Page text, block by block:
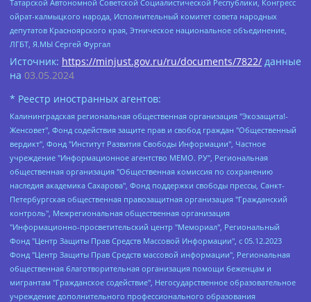
Татарской Автономной Советской Социалистической Республики, Конгресс
ойрат-калмыцкого народа, Исполнительный комитет совета народных
депутатов Красноярского края, Этническое национальное объединение,
ЛГБТ, Я.МЫ Сергей Фургал
Источник: https://minjust.gov.ru/ru/documents/7822/ данные
на 03.05.2024
* Реестр иностранных агентов:
Калининградская региональная общественная организация "Экозащита!-Женсовет", Фонд содействия защите прав и свобод граждан "Общественный вердикт", Фонд "Институт Развития Свободы Информации", Частное учреждение "Информационное агентство МЕМО. РУ", Региональная общественная организация "Общественная комиссия по сохранению наследия академика Сахарова", Фонд поддержки свободы прессы, Санкт-Петербургская общественная правозащитная организация "Гражданский контроль", Межрегиональная общественная организация "Информационно-просветительский центр "Мемориал", Региональный Фонд "Центр Защиты Прав Средств Массовой Информации", с 05.12.2023 Фонд "Центр Защиты Прав Средств массовой информации", Региональная общественная благотворительная организация помощи беженцам и мигрантам "Гражданское содействие", Негосударственное образовательное учреждение дополнительного профессионального образования (повышение квалификации) специалистов "АКАДЕМИЯ ПО ПРАВАМ ЧЕЛОВЕКА", Свердловская региональная общественная организация "Сутяжник", Автономная некоммерческая организация "Центр независимых социологических исследований", Союз общественных объединений "Российский исследовательский центр по правам человека", Региональное общественное учреждение научно-информационный центр "МЕМОРИАЛ", Некоммерческая организация "Фонд защиты гласности", Автономная некоммерческая организация "Институт прав человека", Городская общественная организация "Екатеринбургское общество "МЕМОРИАЛ", Городская общественная организация "Рязанское историко-просветительское и правозащитное общество "Мемориал" (Рязанский Мемориал), Челябинский региональный орган общественной самодеятельности – женское общественное объединение "Женщины Евразии", Челябинский региональный орган общественной самодеятельности "Уральская правозащитная группа", Фонд содействия защите здоровья и социальной справедливости имени Андрея Рылькова, Автономная Некоммерческая Организация "Аналитический Центр Юрия Левады", Автономная некоммерческая организация социальной поддержки населения "Проект Апрель", Региональная общественная организация помощи женщинам и детям, находящимся в кризисной ситуации "Информационно-методический центр "Анна", Фонд содействия развитию массовых коммуникаций и правовому просвещению "Так-так-Так", Фонд содействия устойчивому развитию "Серебряная тайга", Свердловский региональный общественный фонд социальных проектов "Новое время", "Idel.Реалии", Кавказ.Реалии, Крым.Реалии, Телеканал Настоящее Время, Татаро-башкирская служба Радио Свобода (Azatliq Radiosi), Радио Свободная Европа/Радио Свобода (PCE/PC), "Сибирь.Реалии", "Фактограф", Благотворительный фонд помощи осужденным и их семьям, Автономная некоммерческая организация "Институт глобализации и социальных движений", Фонд "В защиту прав заключенных", Частное учреждение "Центр поддержки и содействия развитию средств массовой информации", Пензенский региональный общественный благотворительный фонд "Гражданский союз", "Север.Реалии", Некоммерческая организация Фонд "Правовая инициатива", Общество с ограниченной ответственностью "Радио Свободная Европа/Радио Свобода", Чешское информационное агентство "MEDIUM-ORIENT", Красноярская региональная общественная организация "Мы против СПИДа", Камалягин Денис Николаевич, Маркелов Сергей Евгеньевич, Пономарев Лев Александрович, Савицкая Людмила Алексеевна, Автономная некоммерческая организация "Центр по работе с проблемой насилия "НАСИЛИЮ.НЕТ", Межрегиональный профессиональный союз работников здравоохранения "Альянс врачей", Юридическое лицо, зарегистрированное в Латвийской Республике, SIA "Medusa Project" (регистрационный номер 40103797863, дата регистрации 10.06.2014), Некоммерческая организация "Фонд по борьбе с коррупцией", Автономная некоммерческая организация "Институт права и публичной политики", Баданин Роман Сергеевич, Гликин Максим Александрович, Железнова Мария Михайловна, Лукьянова Юлия Сергеевна, Маетная Елизавета Витальевна, Маняхин Петр Борисович, Чуракова Ольга Владимировна, Ярош Юлия Петровна, Юридическое лицо "The Insider SIA", зарегистрированное в Риге, Латвийская Республика (дата регистрации 26.06.2015), являющееся администратором доменного имени интернет-издания "The Insider SIA", https://theins.ru, Постернак Алексей Евгеньевич, Рубин Михаил Аркадьевич, Анин Роман Александрович, Юридическое лицо Istories fonds, зарегистрированное в Латвийской Республике (регистрационный номер 50008295751, дата регистрации 24.02.2020), Великовский Дмитрий Александрович, Долинина Ирина Николаевна, Мароховская Алеся Алексеевна, Шлейнов Роман Юрьевич, Шмагун Олеся Валентиновна, Общество с ограниченной ответственностью "Альтаир 2021", Общество с ограниченной ответственностью "Вега 2021", Общество с ограниченной ответственностью "Главный редактор 2021", Общество с ограниченной ответственностью "Ромашки монолит", Важенков Артем Валерьевич, Ивановская областная общественная организация "Центр гендерных исследований", Гурман Юрий Альбертович, Медиапроект "ОВД-Инфо", Егоров Владимир Владимирович, Жилинский Владимир Александрович, Общество с ограниченной ответственностью "ЗП", Иванова София Юрьевна, Карезина Инна Павловна, Кильтау Екатерина Викторовна, Петров Алексей Викторович, Пискунов Сергей Евгеньевич, Смирнов Сергей Сергеевич, Тихонов Михаил Сергеевич, Общество с ограниченной ответственностью "ЖУРНАЛИСТ-ИНОСТРАННЫЙ АГЕНТ", Арапова Галина Юрьевна, Вольтская Татьяна Анатольевна, Американская компания "Mason G.E.S. Anonymous Foundation" (США), являющаяся владельцем интернет-издания https://mnews.world/, Компания "Stichting Bellingcat", зарегистрированная в Нидерландах (дата регистрации 11.07.2018), Захаров Андрей Вячеславович, Клепиковская Екатерина Дмитриевна, Общество с ограниченной ответственностью "МЕМО", Перл Роман Александрович, Симонов Евгений Алексеевич, Соловьева Елена Анатольевна, Сотников Даниил Владимирович, Сурначева Елизавета Дмитриевна, Автономная некоммерческая организация по защите прав человека и информированию населения "Якутия – Наше Мнение", Общество с ограниченной ответственностью "Москоу диджитал медиа", с 26.01.2023 Общество с ограниченной ответственностью "Чайка Белые сады", Ветошкина Валерия Валерьевна, Заговора Максим Александрович, Межрегиональное общественное движение "Российская ЛГБТ - сеть", Оленичев Максим Владимирович, Павлов Иван Юрьевич, Скворцова Елена Сергеевна, Общество с ограниченной ответственностью "Как бы инагент", Кочетков Игорь Викторович, Общество с ограниченной ответственностью "Честные выборы", Еланчик Олег Александрович, Общество с ограниченной ответственностью "Нобелевский призыв", Гималова Регина Эмилевна, Григорьев Андрей Валерьевич, Григорьева Алина Александровна, Ассоциация по содействию защите прав призывников, альтернативнослужащих и военнослужащих "Правозащитная группа "Гражданин.Армия.Право", Хисамова Регина Фаритовна, Автономная некоммерческая организация по реализации социально-правовых программ "Лилит", Дальневосточное общественное движение "Маяк", Санкт-Петербургская ЛГБТ-инициативная группа "Выход", Инициативная группа ЛГБТ+ "Реверс", Алексеев Андрей Викторович, Бекбулатова Таисия Львовна, Беляев Иван Михайлович, Владыкина Елена Сергеевна, Гельман Марат Александрович, Никульшина Вероника Юрьевна, Толоконникова Надежда Андреевна, Шендерович Виктор Анатольевич, Общество с ограниченной ответственностью "Данное сообщение", Общество с ограниченной ответственностью Издательский дом "Новая глава", Айнбиндер Александра Александровна, Московский комьюнити-центр для ЛГБТ+инициатив, Благотворительный фонд развития филантропии, Deutsche Welle (Германия, Kurt-Schumacher-Strasse 3, 53113 Bonn), Борзунова Мария Михайловна, Воробьев Виктор Викторович, Голубева Анна Львовна, Константинова Алла Михайловна, Малкова Ирина Владимировна, Мурадов Мурад Абдулгалимович, Осетинская Елизавета Николаевна, Понасенков Евгений Николаевич, Ганапольский Матвей Юрьевич, Киселев Евгений Алексеевич, Борухович Ирина Григорьевна, Дремин Иван Тимофеевич, Дубровский Дмитрий Викторович, Красноярская региональная общественная организация поддержки и развития альтернативных образовательных технологий и межкультурных коммуникаций "ИНТЕРРА", Маяковская Екатерина Алексеевна, Фейгин Марк Захарович, Филимонов Андрей Викторович, Дзугкоева Регина Николаевна, Доброхотов Роман Александрович, Дудь Юрий Александрович, Елкин Сергей Владимирович, Кругликов Кирилл Игоревич, Сабунаева Мария Леонидовна, Семенов Алексей Владимирович, Шаинян Карен Багратович, Шульман Екатерина Михайловна, Асафьев Артур Валерьевич, Вахштайн Виктор Семенович, Венедиктов Алексей Алексеевич, Лушникова Екатерина Евгеньевна, Волков Леонид Михайлович, Невзоров Александр Глебович, Пархоменко Сергей Борисович, Сироткин Ярослав Николаевич, Кара-Мурза Владимир Владимирович, Баранова Наталья Владимировна, Гозман Леонид Яковлевич, Кагарлицкий Борис Юльевич, Климарев Михаил Валерьевич, Милов Владимир Станиславович, Автономная некоммерческая организация Краснодарский центр современного искусства "Типография", Моргенштерн Алишер Тагирович, Соболь Любовь Эдуардовна, Общество с ограниченной ответственностью "ЛИЗА НОРМ", Каспаров Гарри Кимович, Ходорковский Михаил Борисович, Общество с ограниченной ответственностью "Апрельские тезисы", Данилович Ирина Брониславовна, Кашин Олег Владимирович, Петров Николай Владимирович, Пивоваров Алексей Владимирович, Соколов Михаил Владимирович, Цветкова Юлия Владимировна, Чичваркин Евгений Александрович, Комитет против пыток/Команда против пыток, Общество с ограниченной ответственностью "Первый научный", Общество с ограниченной ответственностью "Вертолет и ко", Белоцерковская Вероника Борисовна, Кац Максим Евгеньевич, Лазарева Татьяна Юрьевна, Шаведдинов Руслан Табризович, Яшин Илья Валерьевич, Общество с ограниченной ответственностью "Иноагент ААВ", Алешковский Дмитрий Петрович, Альбац Евгения Марковна, Быков Дмитрий Львович, Галямина Юлия Евгеньевна, Лойко Сергей Леонидович, Мартынов Кирилл Константинович, Медведев Сергей Александрович, Крашенинников Федор Геннадиевич, Гордеева Катерина Вл